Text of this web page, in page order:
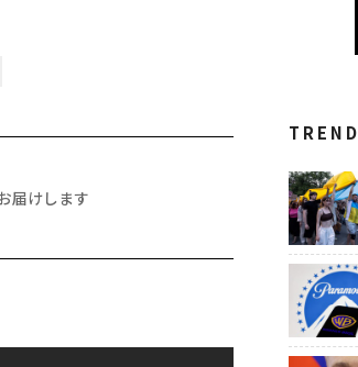
届けします
TREND